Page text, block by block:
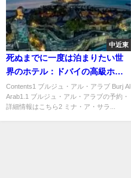
中近東
死ぬまでに一度は泊まりたい世
界のホテル：ドバイの高級ホテ
ル５選
Contents1 ブルジュ・アル・アラブ Burj Al
Arab1.1 ブルジュ・アル・アラブの予約・
詳細情報はこちら2 ミナ・ア・サラ...